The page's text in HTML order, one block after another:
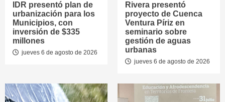
IDR presentó plan de
urbanización para los
Municipios, con
inversión de $335
millones
jueves 6 de agosto de 2026
Rivera presentó
proyecto de Cuenca
Ventura Píriz en
seminario sobre
gestión de aguas
urbanas
jueves 6 de agosto de 2026